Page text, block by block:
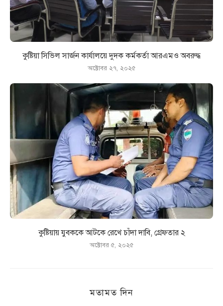
কুষ্টিয়া সিভিল সার্জন কার্যালয়ে দুদক কর্মকর্তা আরএমও অবরুদ্ধ
অক্টোবর ২৭, ২০২৫
কুষ্টিয়ায় যুবককে আটকে রেখে চাঁদা দাবি, গ্রেফতার ২
অক্টোবর ৫, ২০২৫
মতামত দিন